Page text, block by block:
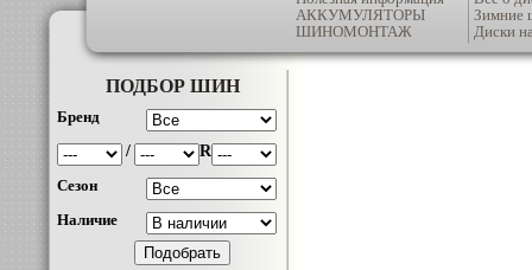
АККУМУЛЯТОРЫ
ШИНОМОНТАЖ
Зимние
Диски
ПОДБОР ШИН
Бренд
/
R
Сезон
Наличие